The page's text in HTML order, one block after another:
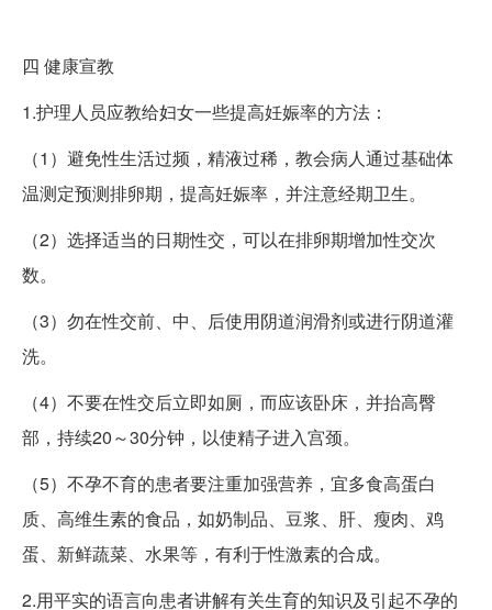
四 健康宣教
1.护理人员应教给妇女一些提高妊娠率的方法：
（1）避免性生活过频，精液过稀，教会病人通过基础体
温测定预测排卵期，提高妊娠率，并注意经期卫生。
（2）选择适当的日期性交，可以在排卵期增加性交次
数。
（3）勿在性交前、中、后使用阴道润滑剂或进行阴道灌
洗。
（4）不要在性交后立即如厕，而应该卧床，并抬高臀
部，持续20～30分钟，以使精子进入宫颈。
（5）不孕不育的患者要注重加强营养，宜多食高蛋白
质、高维生素的食品，如奶制品、豆浆、肝、瘦肉、鸡
蛋、新鲜蔬菜、水果等，有利于性激素的合成。
2.用平实的语言向患者讲解有关生育的知识及引起不孕的